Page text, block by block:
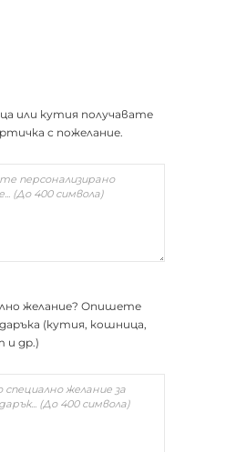
или кутия получавате
с пожелание.
желание? Опишете
(кутия, кошница,
и др.)